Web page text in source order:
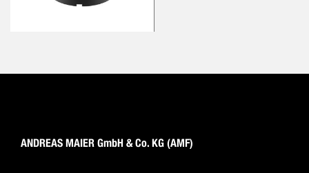
ANDREAS MAIER GmbH & Co. KG (AMF)